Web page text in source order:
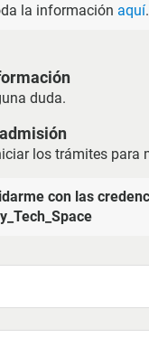
la información aquí.
duda.
los trámites para
con las